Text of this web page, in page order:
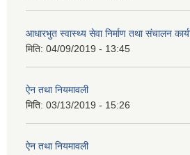
आधारभुत स्वास्थ्य सेवा निर्माण तथा संचालन
मिति: 04/09/2019 - 13:45
ऐन तथा नियमावली
मिति: 03/13/2019 - 15:26
ऐन तथा नियमावली